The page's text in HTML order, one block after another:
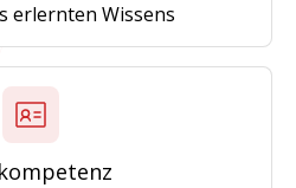
erlernten Wissens